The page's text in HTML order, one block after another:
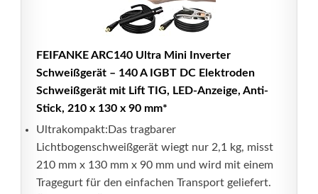
FEIFANKE ARC140 Ultra Mini Inverter
Schweißgerät – 140 A IGBT DC Elektroden
Schweißgerät mit Lift TIG, LED-Anzeige, Anti-
Stick, 210 x 130 x 90 mm*
Ultrakompakt:Das tragbarer
Lichtbogenschweißgerät wiegt nur 2,1 kg, misst
210 mm x 130 mm x 90 mm und wird mit einem
Tragegurt für den einfachen Transport geliefert.